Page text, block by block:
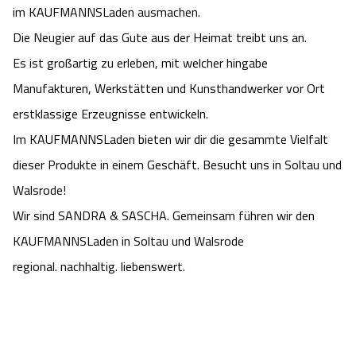
Camping
Urlaub auf dem Bauernhof
Last Minute
Kataloge
Reiten
Kutschen
Tiere
Unterkünfte
Wildpark Lüneburger Heide
Wildpark Schwarze Berge
Otter Zentrum
Ralf Schumacher Kart & Bowl
Veranstaltungen
Shopping Celle
Kulinarisches Celle
Unterkünfte Celle
Veranstaltungen & Führungen Celle
im KAUFMANNSLaden ausmachen.
Die Neugier auf das Gute aus der Heimat treibt uns an.
Es ist großartig zu erleben, mit welcher hingabe
Manufakturen, Werkstätten und Kunsthandwerker vor Ort
erstklassige Erzeugnisse entwickeln.
Im KAUFMANNSLaden bieten wir dir die gesammte Vielfalt
dieser Produkte in einem Geschäft. Besucht uns in Soltau und
Walsrode!
Wir sind SANDRA & SASCHA. Gemeinsam führen wir den
KAUFMANNSLaden in Soltau und Walsrode
regional. nachhaltig. liebenswert.